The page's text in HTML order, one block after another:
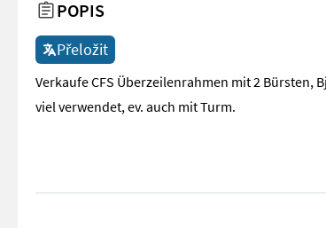
POPIS
Přeložit
Verkaufe CFS Überzeilenrahmen mit 2 Bürsten,
viel verwendet, ev. auch mit Turm.